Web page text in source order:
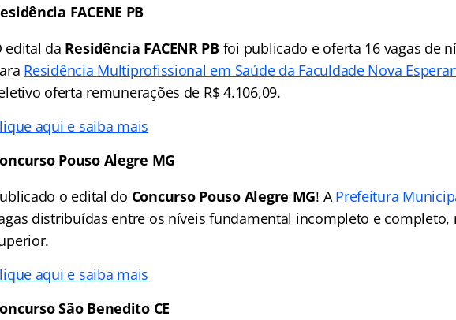
FACENE PB
edital da Residência FACENR PB foi publicado e oferta 16 vagas de
Residência Multiprofissional em Saúde da Faculdade Nova
oferta remunerações de R$ 4.106,09.
aqui e saiba mais
Pouso Alegre MG
o edital do Concurso Pouso Alegre MG! APrefeitura
distribuídas entre os níveis fundamental incompleto e completo,
aqui e saiba mais
São Benedito CE